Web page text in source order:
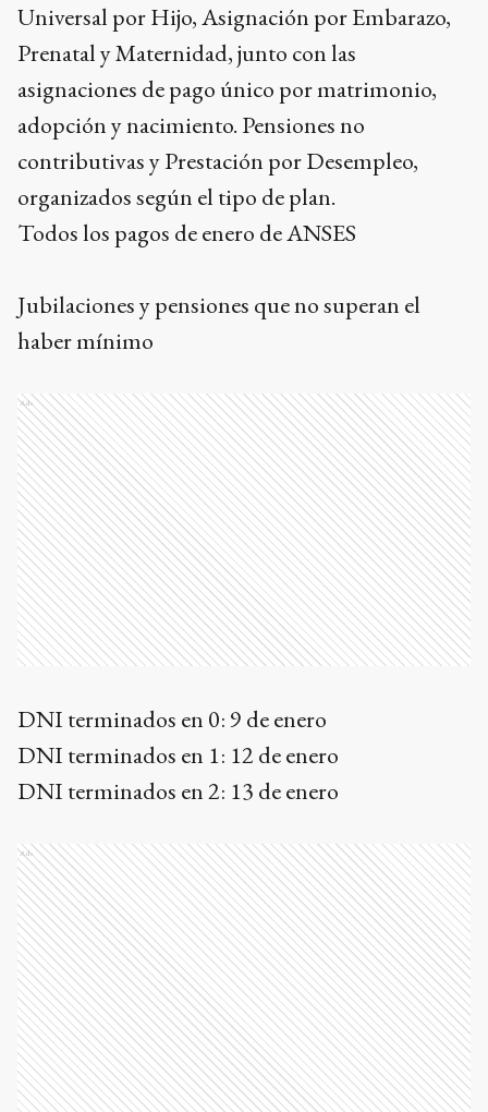
Universal por Hijo, Asignación por Embarazo,
Prenatal y Maternidad, junto con las
asignaciones de pago único por matrimonio,
adopción y nacimiento. Pensiones no
contributivas y Prestación por Desempleo,
organizados según el tipo de plan.
Todos los pagos de enero de ANSES
Jubilaciones y pensiones que no superan el
haber mínimo
Ads
DNI terminados en 0: 9 de enero
DNI terminados en 1: 12 de enero
DNI terminados en 2: 13 de enero
Ads